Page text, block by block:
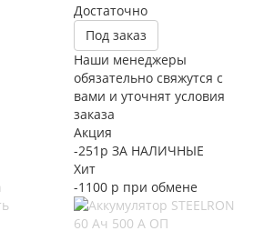
Достаточно
Под заказ
Наши менеджеры
обязательно свяжутся с
вами и уточнят условия
заказа
Акция
-251р ЗА НАЛИЧНЫЕ
Хит
-1100 р при обмене